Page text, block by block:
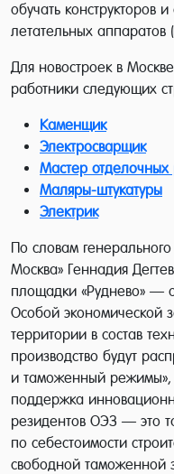
обучать конструкторов
летательных аппаратов
Для новостроек в
работники следующих
Каменщик
Электросварщик
Мастер отделочных
Маляры-штукатуры
Электрик
По словам
Москва» Геннадия
площадки «Руднево» —
Особой экономической
территории в состав
производство будут
и таможенный режимы»,
поддержка
резидентов ОЭЗ — это
по себестоимости
свободной таможенной